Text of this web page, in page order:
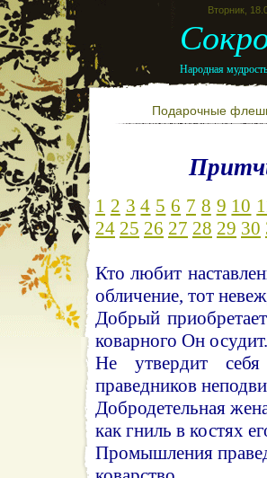
Вторник,
Народная
1 2 3 4 5 6 7 8 9 10
24 25 26 27 28 29 30
Кто любит
обличение, тот
Добрый
коварного Он осудит.
Не утвердит
праведников
Добродетельная
как гниль в костях
Промышления